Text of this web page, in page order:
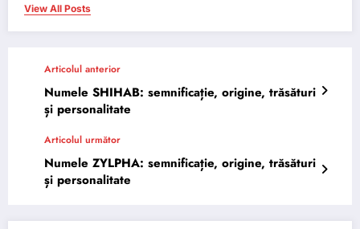
View All Posts
Articolul anterior
Numele SHIHAB: semnificație, origine, trăsături
și personalitate
Articolul următor
Numele ZYLPHA: semnificație, origine, trăsături
și personalitate